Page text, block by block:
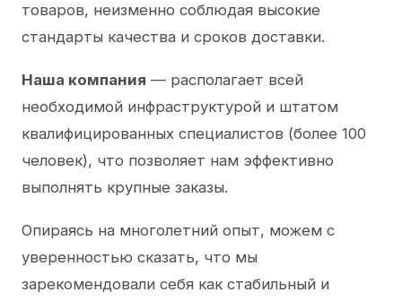
товаров, неизменно соблюдая высокие
стандарты качества и сроков доставки.
Наша компания — располагает всей
необходимой инфраструктурой и штатом
квалифицированных специалистов (более 100
человек), что позволяет нам эффективно
выполнять крупные заказы.
Опираясь на многолетний опыт, можем с
уверенностью сказать, что мы
зарекомендовали себя как стабильный и